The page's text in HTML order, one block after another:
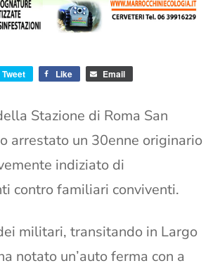
Tweet Like Email
Stazione di Roma San
arrestato un 30enne originario
indiziato di
contro familiari conviventi.
militari, transitando in Largo
notato un’auto ferma con a